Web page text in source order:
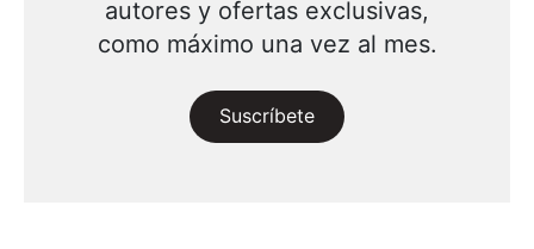
autores y ofertas exclusivas,
como máximo una vez al mes.
Suscríbete